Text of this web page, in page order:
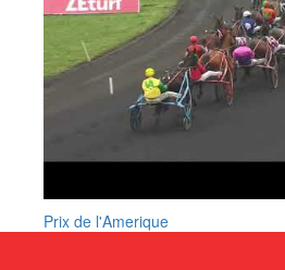
Prix de l'Amerique